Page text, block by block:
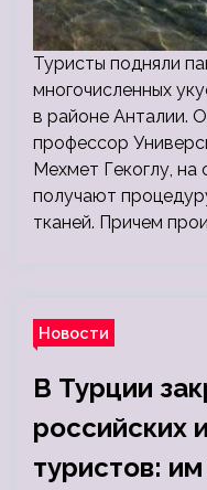
Туристы подняли
многочисленных
в районе Анталии.
профессор
Мехмет Гекоглу,
получают
тканей. Причем
Новости
В Турции
российских
туристов: